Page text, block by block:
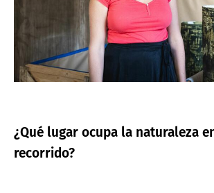
¿Qué lugar ocupa la naturaleza
recorrido?